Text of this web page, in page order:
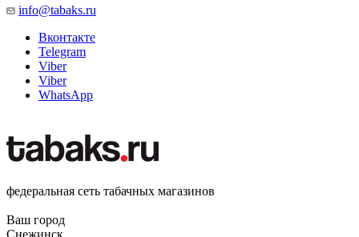
info@tabaks.ru
Вконтакте
Telegram
Viber
Viber
WhatsApp
федеральная сеть табачных магазинов
Ваш город
Снежинск